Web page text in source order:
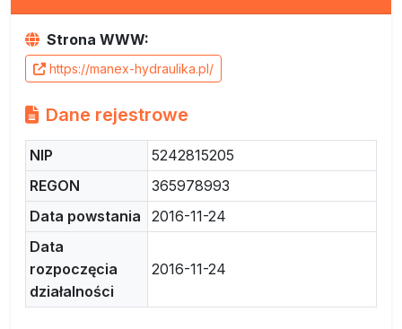
Strona WWW:
https://manex-hydraulika.pl/
Dane rejestrowe
NIP
5242815205
REGON
365978993
Data powstania
2016-11-24
Data
rozpoczęcia
działalności
2016-11-24